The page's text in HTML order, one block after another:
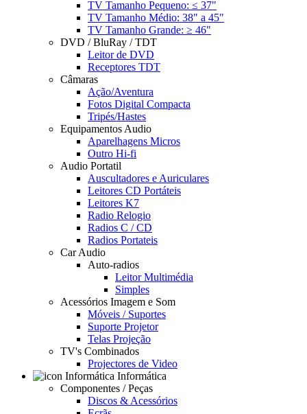
TV Tamanho Pequeno: ≤ 37"
TV Tamanho Médio: 38" a 45"
TV Tamanho Grande: ≥ 46"
DVD / BluRay / TDT
Leitor de DVD
Receptores TDT
Câmaras
Ação/Aventura
Fotos Digital Compacta
Tripés/Hastes
Equipamentos Audio
Aparelhagens Micros
Outro Hi-fi
Audio Portatil
Auscultadores e Auriculares
Leitores CD Portáteis
Leitores K7
Radio Relogio
Radios C / CD
Radios Portateis
Car Audio
Auto-radios
Leitor Multimédia
Simples
Acessórios Imagem e Som
Móveis / Suportes
Suporte Projetor
Telas Projeção
TV's Combinados
Projectores de Video
Informática
Componentes / Peças
Discos & Acessórios